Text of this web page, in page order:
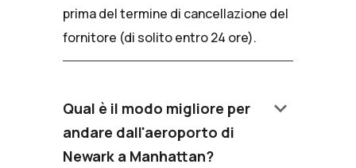
prima del termine di cancellazione del
fornitore (di solito entro 24 ore).
Qual è il modo migliore per
andare dall'aeroporto di
Newark a Manhattan?
keyboard_arrow_down